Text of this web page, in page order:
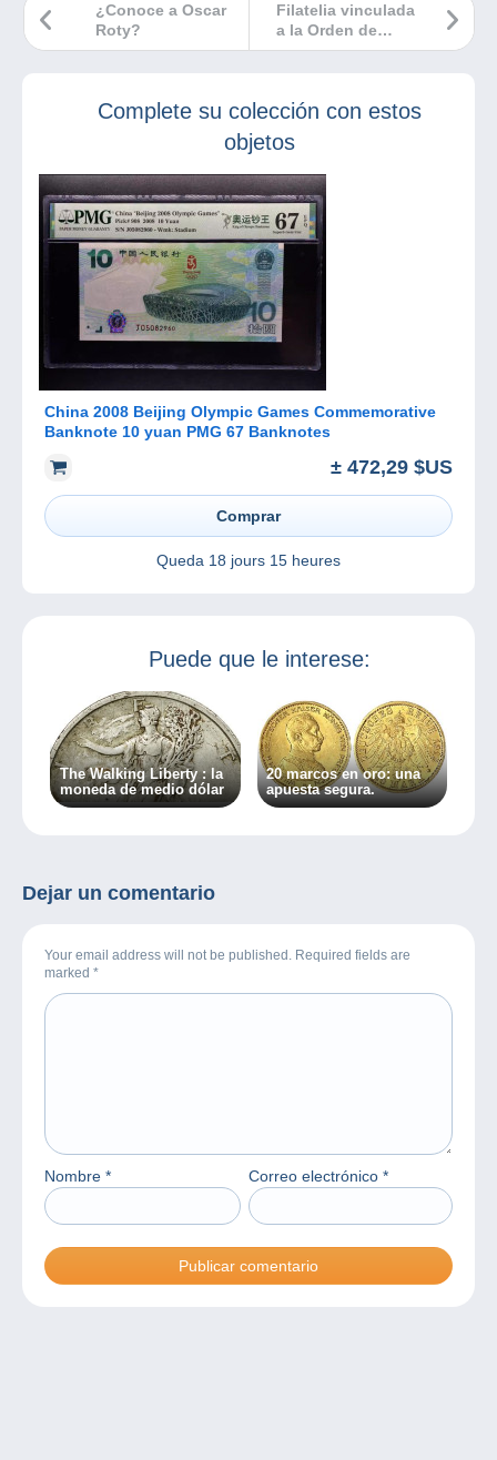
Filatelia vinculada
a la Orden de
Malta
¿Conoce a Oscar
Roty?
Complete su colección con estos
objetos
China 2008 Beijing Olympic Games Commemorative
Banknote 10 yuan PMG 67 Banknotes
± 472,29 $US
Comprar
Queda 18 jours 15 heures
Puede que le interese:
The Walking Liberty : la
moneda de medio dólar
20 marcos en oro: una
apuesta segura.
Dejar un comentario
Your email address will not be published. Required fields are
marked *
Nombre * Correo electrónico *